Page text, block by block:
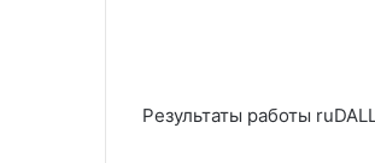
Результаты работы